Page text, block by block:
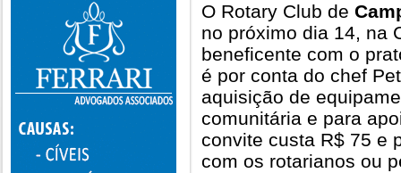
O Rotary Club de
no próximo dia 14, na
beneficente com o
é por conta do chef
aquisição de
comunitária e para
convite custa R$ 75 e
com os rotarianos ou